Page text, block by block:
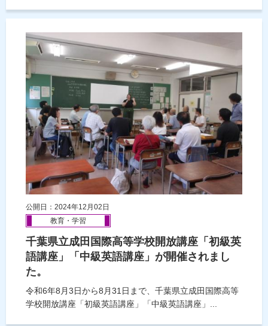
公開日：2024年12月02日
教育・学習
千葉県立成田国際高等学校開放講座「初級英
語講座」「中級英語講座」が開催されまし
た。
令和6年8月3日から8月31日まで、千葉県立成田国際高等
学校開放講座「初級英語講座」「中級英語講座」...